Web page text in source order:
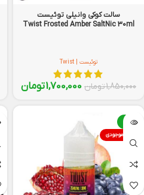
سالت کوکی وانیلی توئیست
Twist Frosted Amber SaltNic 30ml
توئیست | Twist
1,850,000تومان 1,700,000تومان
-8%
اتمام موجودی